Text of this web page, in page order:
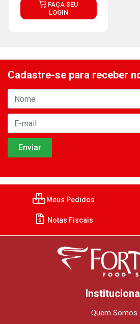
FAÇA SEU
LOGIN
Cadastre-se para receber
Meus Pedidos
Notas Fiscais
Quem Somos